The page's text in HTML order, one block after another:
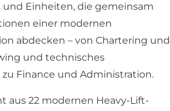
und Einheiten, die gemeinsam
einer modernen
abdecken – von Chartering und
und technisches
Finance und Administration.
aus 22 modernen Heavy-Lift-